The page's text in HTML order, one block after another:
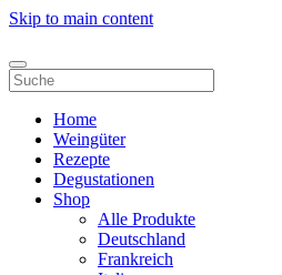
Skip to main content
Home
Weingüter
Rezepte
Degustationen
Shop
Alle Produkte
Deutschland
Frankreich